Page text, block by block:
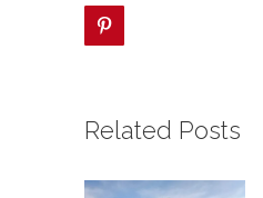
Related Posts